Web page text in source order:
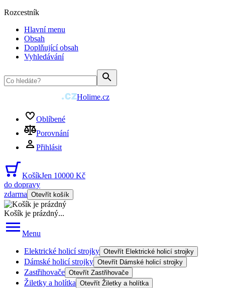
Rozcestník
Hlavní menu
Obsah
Doplňující obsah
Vyhledávání
Holime.cz
Oblíbené
Porovnání
Přihlásit
KošíkJen 10000 Kč
do dopravy
zdarma Otevřít košík
Košík je prázdný...
Menu
Elektrické holicí strojky Otevřít Elektrické holicí strojky
Dámské holicí strojky Otevřít Dámské holicí strojky
Zastřihovače Otevřít Zastřihovače
Žiletky a holítka Otevřít Žiletky a holítka